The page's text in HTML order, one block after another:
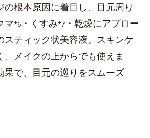
の根本原因に着目し、目元周り
マ*6 ・くすみ*7 ・乾燥にアプロー
スティック状美容液。スキンケ
、メイクの上からでも使えま
果で、目元の巡りをスムーズ